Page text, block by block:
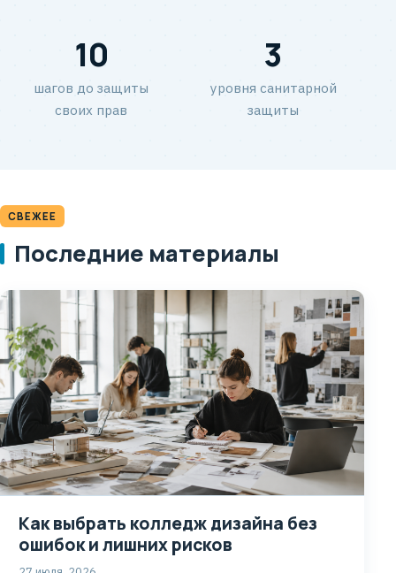
10
шагов до защиты
своих прав
3
уровня санитарной
защиты
СВЕЖЕЕ
Последние материалы
Как выбрать колледж дизайна без
ошибок и лишних рисков